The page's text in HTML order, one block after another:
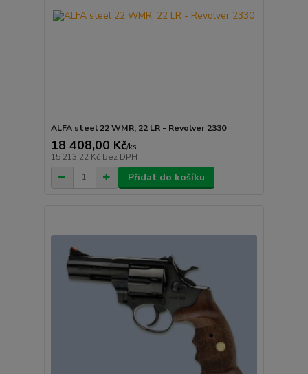
ALFA steel 22 WMR, 22 LR - Revolver 2330
18 408,00 Kč/ks
15 213,22 Kč bez DPH
Přidat do košíku